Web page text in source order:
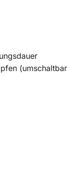
(umschaltbar